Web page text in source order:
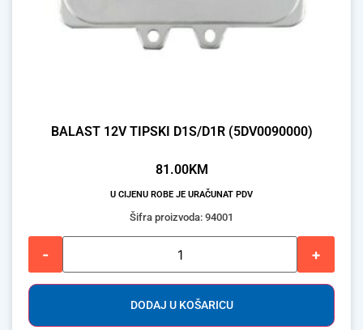
BALAST 12V TIPSKI D1S/D1R (5DV0090000)
81.00KM
U CIJENU ROBE JE URAČUNAT PDV
Šifra proizvoda: 94001
- +
DODAJ U KOŠARICU